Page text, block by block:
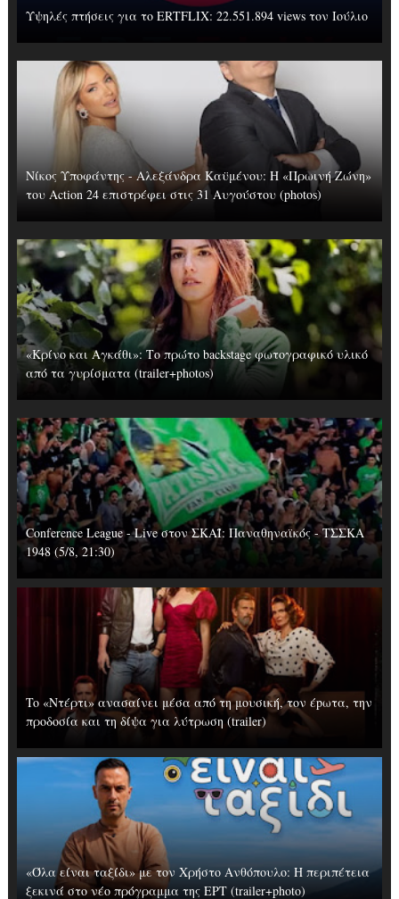
Υψηλές πτήσεις για το ERTFLIX: 22.551.894 views τον Ιούλιο
Νίκος Υποφάντης - Αλεξάνδρα Καϋμένου: Η «Πρωινή Ζώνη»
του Action 24 επιστρέφει στις 31 Αυγούστου (photos)
«Κρίνο και Αγκάθι»: Το πρώτο backstage φωτογραφικό υλικό
από τα γυρίσματα (trailer+photos)
Conference League - Live στον ΣΚΑΪ: Παναθηναϊκός - ΤΣΣΚΑ
1948 (5/8, 21:30)
To «Ντέρτι» ανασαίνει μέσα από τη μουσική, τον έpωτα, την
προδοσία και τη δίψα για λύτρωση (trailer)
«Όλα είναι ταξίδι» με τον Χρήστο Ανθόπουλο: Η περιπέτεια
ξεκινά στο νέο πρόγραμμα της ΕΡΤ (trailer+photo)